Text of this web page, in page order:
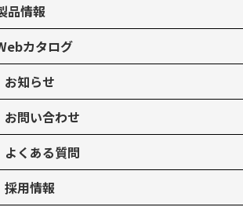
品情報
カタログ
お知らせ
お問い合わせ
よくある質問
採用情報